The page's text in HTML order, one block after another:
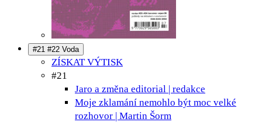
#21 #22 Voda
ZÍSKAT VÝTISK
#21
Jaro a změna editorial | redakce
Moje zklamání nemohlo být moc velké
rozhovor | Martin Šorm